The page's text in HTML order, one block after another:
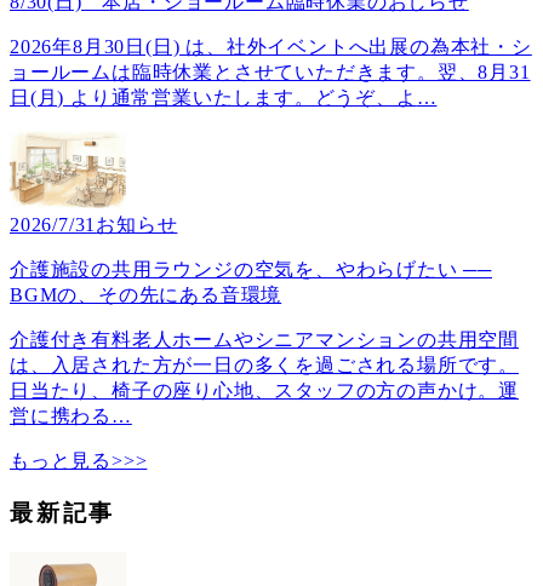
2026年8月30日(日) は、社外イベントへ出展の為本社・シ
ョールームは臨時休業とさせていただきます。翌、8月31
日(月) より通常営業いたします。どうぞ、よ …
2026/7/31お知らせ
介護施設の共用ラウンジの空気を、やわらげたい ──
BGMの、その先にある音環境
介護付き有料老人ホームやシニアマンションの共用空間
は、入居された方が一日の多くを過ごされる場所です。
日当たり、椅子の座り心地、スタッフの方の声かけ。運
営に携わる …
もっと見る>>>
最新記事